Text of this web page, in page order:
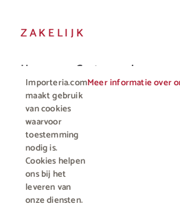
ZAKELIJK
Horeca en Gastronomie
Vakhandel
Importeria.com
maakt gebruik
van cookies
waarvoor
toestemming
nodig is.
Cookies helpen
ons bij het
leveren van
onze diensten.
Meer informatie over